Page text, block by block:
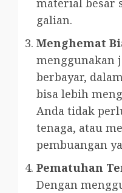
material besar
galian.
Menghemat
menggunakan
berbayar,
bisa lebih
Anda tidak
tenaga, atau
pembuangan
Pematuhan
Dengan